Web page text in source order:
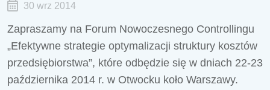
30 wrz 2014
Zapraszamy na Forum Nowoczesnego Controllingu
„Efektywne strategie optymalizacji struktury kosztów
przedsiębiorstwa”, które odbędzie się w dniach 22-23
października 2014 r. w Otwocku koło Warszawy.